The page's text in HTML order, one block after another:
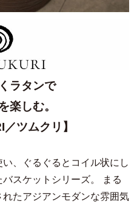
ラタンで
楽しむ。
ツムクリ】
、ぐるぐるとコイル状にし
スケットシリーズ。 まる
たアジアンモダンな雰囲気